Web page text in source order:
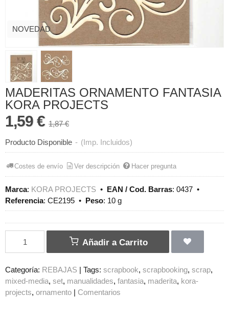
NOVEDAD
MADERITAS ORNAMENTO FANTASIA
KORA PROJECTS
1,59 € 1,87 €
Producto Disponible - (Imp. Incluidos)
Costes de envío Ver descripción Hacer pregunta
Marca: KORA PROJECTS • EAN / Cod. Barras: 0437 •
Referencia: CE2195 • Peso: 10 g
Añadir a Carrito
Categoría: REBAJAS | Tags: scrapbook scrapbooking scrap
mixed-media set manualidades fantasia maderita kora-
projects ornamento | Comentarios